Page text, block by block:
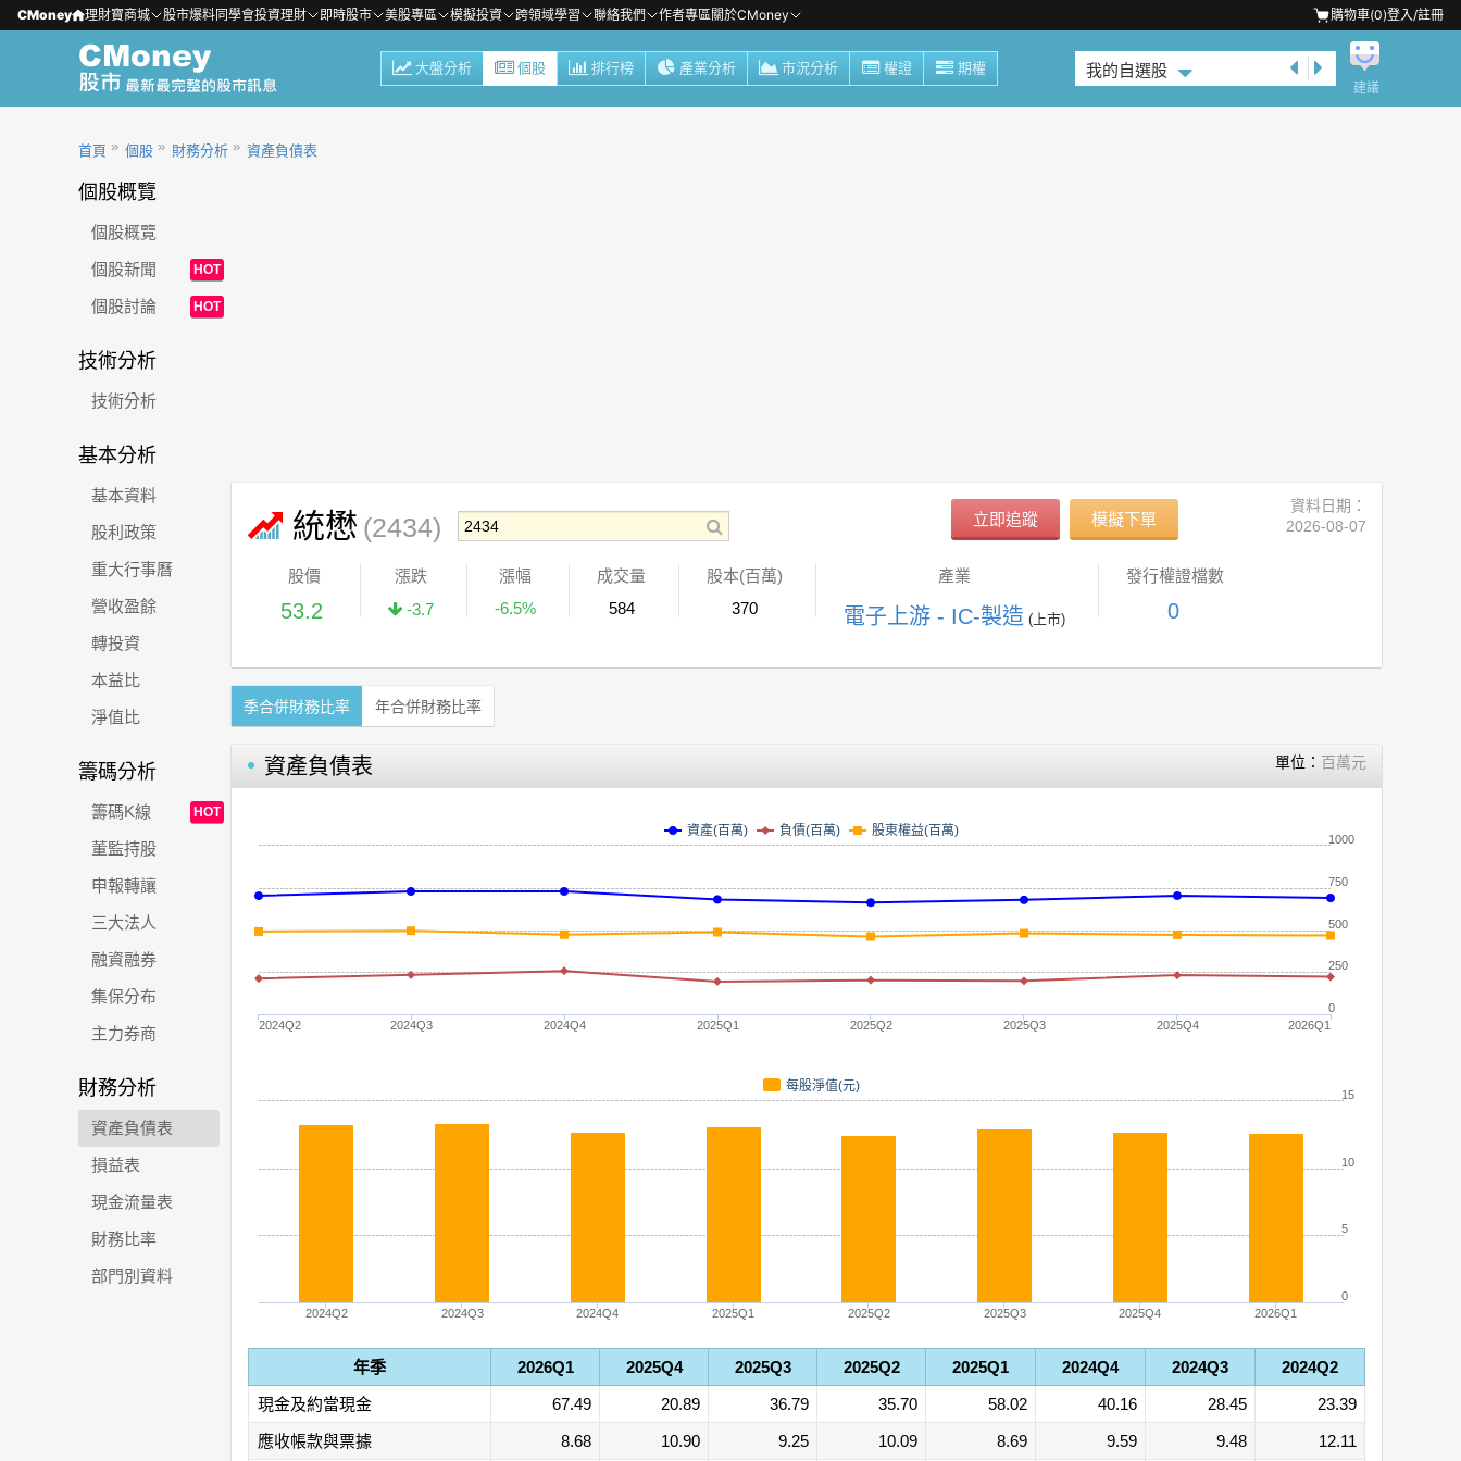
CMoney 理財寶商城 股市爆料同學會投資理財 即時股市 美股專區 模擬投資 跨領域學習 聯絡我們 作者專區關於CMoney 購物車(0)登入/註冊
大盤分析 個股 排行榜 產業分析 市況分析 權證 期權 我的自選股
建議
首頁 個股 財務分析 資產負債表
個股概覽
個股概覽
個股新聞
HOT
個股討論 HOT
技術分析
技術分析
基本分析
基本資料
股利政策
重大行事曆
營收盈餘
轉投資
本益比
淨值比
籌碼分析
籌碼K線 HOT
董監持股
申報轉讓
三大法人
融資融券
集保分布
主力券商
財務分析
資產負債表
損益表
現金流量表
財務比率
部門別資料
統懋 (2434) 立即追蹤 模擬下單
資料日期：
2026-08-07
股價
53.2
漲跌
-3.7
漲幅
-6.5%
成交量
584
股本(百萬)
370
產業
電子上游 - IC-製造 (上市)
發行權證檔數
0
季合併財務比率 年合併財務比率
資產負債表 單位： 百萬元
資產(百萬) 負債(百萬) 股東權益(百萬)
2024Q2 2024Q3 2024Q4 2025Q1 2025Q2 2025Q3 2025Q4 2026Q1
0
250
500
750
1000
每股淨值(元)
2024Q2 2024Q3 2024Q4 2025Q1 2025Q2 2025Q3 2025Q4 2026Q1
0
5
10
15
年季 2026Q1 2025Q4 2025Q3 2025Q2 2025Q1 2024Q4 2024Q3
2024Q2
現金及約當現金
67.49 20.89 36.79 35.70 58.02 40.16 28.45
23.39
應收帳款與票據
8.68 10.90 9.25 10.09 8.69 9.59 9.48 12.11